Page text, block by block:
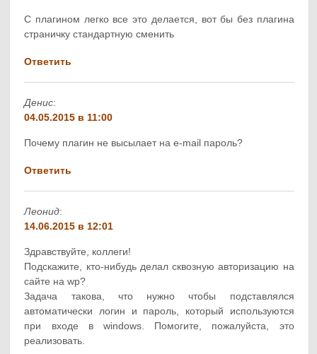
С плагином легко все это делается, вот бы без плагина
страничку стандартную сменить
Ответить
Денис:
04.05.2015 в 11:00
Почему плагин не высылает на e-mail пароль?
Ответить
Леонид:
14.06.2015 в 12:01
Здравствуйте, коллеги!
Подскажите, кто-нибудь делал сквозную авторизацию на
сайте на wp?
Задача такова, что нужно чтобы подставлялся
автоматически логин и пароль, который используются
при входе в windows. Помогите, пожалуйста, это
реализовать.